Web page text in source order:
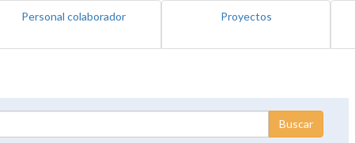
Personal colaborador Proyectos